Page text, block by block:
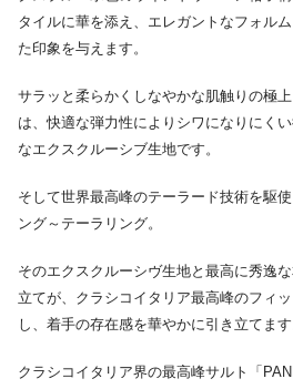
タイルに華を添え、エレガントなフォル
た印象を与えます。
サラッと柔らかくしなやかな肌触りの極
は、快適な弾力性によりシワになりにく
なエクスクルーシブ生地です。
そして世界最高峰のテーラード技術を駆
ング～テーラリング。
そのエクスクルーシヴ生地と最高に秀逸
立てが、クラシコイタリア最高峰のフィ
し、着手の存在感を華やかに引き立てます
クラシコイタリア界の最高峰サルト「